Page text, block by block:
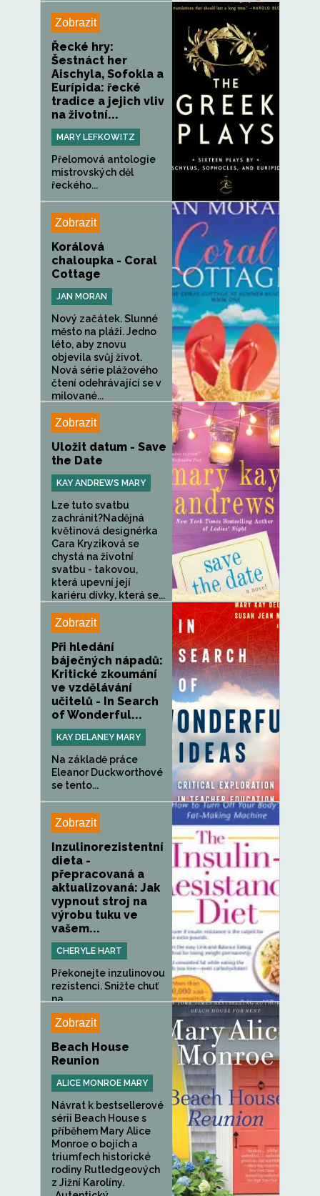
Zobrazit
Řecké hry:
Šestnáct her
Aischyla, Sofokla a
Eurípida: řecké
tradice a jejich vliv
na životní...
MARY LEFKOWITZ
Přelomová antologie
mistrovských děl
řeckého...
Zobrazit
Korálová
chaloupka - Coral
Cottage
JAN MORAN
Nový začátek. Slunné
město na pláži. Jedno
léto, aby znovu
objevila svůj život.
Nová série plážového
čtení odehrávající se v
milované...
Zobrazit
Uložit datum - Save
the Date
KAY ANDREWS MARY
Lze tuto svatbu
zachránit?Nadějná
květinová designérka
Cara Kryziková se
chystá na životní
svatbu - takovou,
která upevní její
kariéru dívky, která se...
Zobrazit
Při hledání
báječných nápadů:
Kritické zkoumání
ve vzdělávání
učitelů - In Search
of Wonderful...
KAY DELANEY MARY
Na základě práce
Eleanor Duckworthové
se tento...
Zobrazit
Inzulinorezistentní
dieta -
přepracovaná a
aktualizovaná: Jak
vypnout stroj na
výrobu tuku ve
vašem...
CHERYLE HART
Překonejte inzulinovou
rezistenci. Snižte chuť
na...
Zobrazit
Beach House
Reunion
ALICE MONROE MARY
Návrat k bestsellerové
sérii Beach House s
příběhem Mary Alice
Monroe o bojích a
triumfech historické
rodiny Rutledgeových
z Jižní Karolíny.